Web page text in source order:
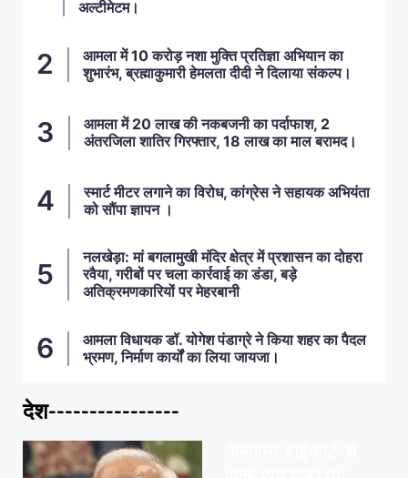
अल्टीमेटम।
आमला में 10 करोड़ नशा मुक्ति प्रतिज्ञा अभियान का
शुभारंभ, ब्रह्माकुमारी हेमलता दीदी ने दिलाया संकल्प।
आमला में 20 लाख की नकबजनी का पर्दाफाश, 2
अंतरजिला शातिर गिरफ्तार, 18 लाख का माल बरामद।
स्मार्ट मीटर लगाने का विरोध, कांग्रेस ने सहायक अभियंता
को सौंपा ज्ञापन ।
नलखेड़ा: मां बगलामुखी मंदिर क्षेत्र में प्रशासन का दोहरा
रवैया, गरीबों पर चला कार्रवाई का डंडा, बड़े
अतिक्रमणकारियों पर मेहरबानी
आमला विधायक डॉ. योगेश पंडाग्रे ने किया शहर का पैदल
भ्रमण, निर्माण कार्यों का लिया जायजा।
देश----------------